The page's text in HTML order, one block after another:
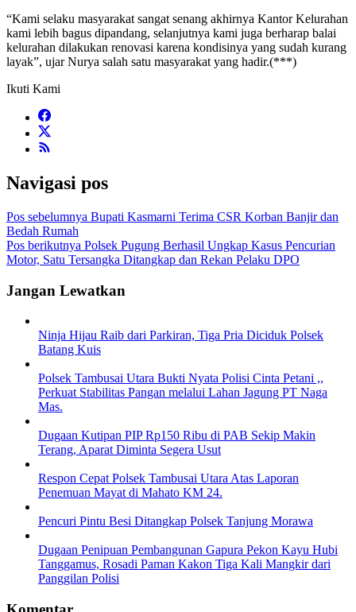
“Kami selaku masyarakat sangat senang akhirnya Kantor Kelurahan
kami lebih bagus dipandang, selanjutnya kami juga berharap balai
kelurahan dilakukan renovasi karena kondisinya yang sudah kurang
layak”, ujar Nurya salah satu masyarakat yang hadir.(***)
Ikuti Kami
Navigasi pos
Pos sebelumnya Bupati Kasmarni Terima CSR Korban Banjir dan
Bedah Rumah
Pos berikutnya Polsek Pugung Berhasil Ungkap Kasus Pencurian
Motor, Satu Tersangka Ditangkap dan Rekan Pelaku DPO
Jangan Lewatkan
Ninja Hijau Raib dari Parkiran, Tiga Pria Diciduk Polsek
Batang Kuis
Polsek Tambusai Utara Bukti Nyata Polisi Cinta Petani ,,
Perkuat Stabilitas Pangan melalui Lahan Jagung PT Naga
Mas.
Dugaan Kutipan PIP Rp150 Ribu di PAB Sekip Makin
Terang, Aparat Diminta Segera Usut
Respon Cepat Polsek Tambusai Utara Atas Laporan
Penemuan Mayat di Mahato KM 24.
Pencuri Pintu Besi Ditangkap Polsek Tanjung Morawa
Dugaan Penipuan Pembangunan Gapura Pekon Kayu Hubi
Tanggamus, Rosadi Paman Kakon Tiga Kali Mangkir dari
Panggilan Polisi